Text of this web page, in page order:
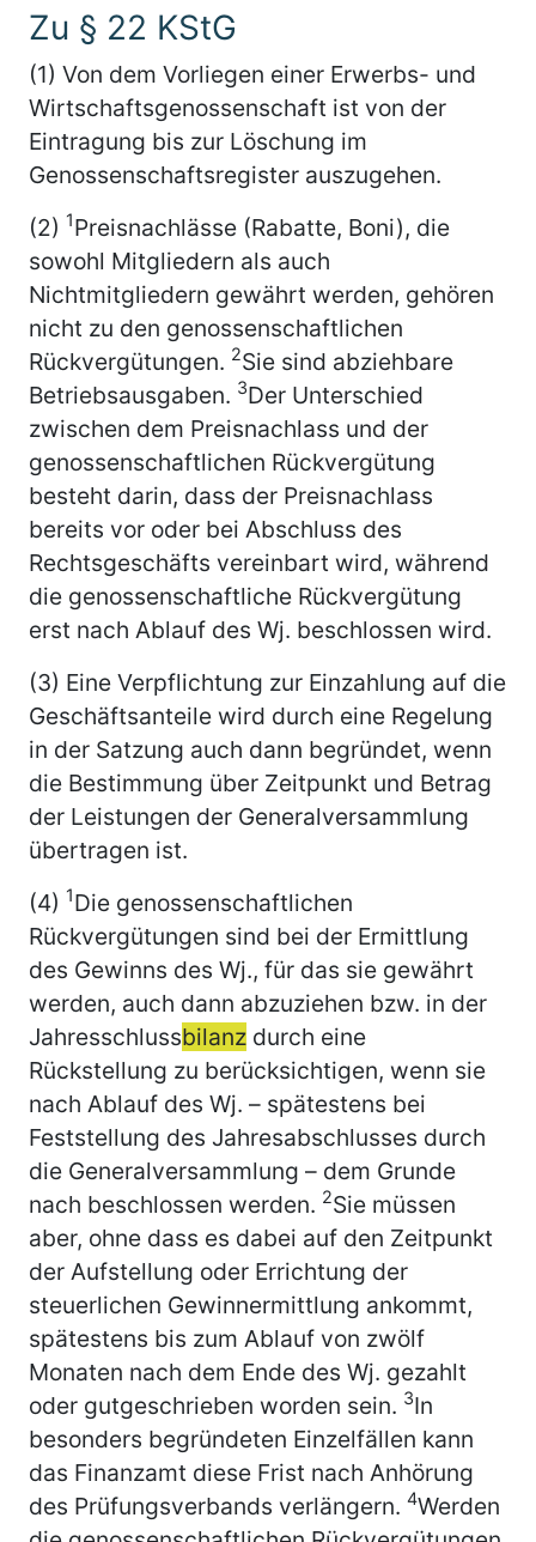
Zu § 22 KStG
(1) Von dem Vorliegen einer Erwerbs- und
Wirtschaftsgenossenschaft ist von der
Eintragung bis zur Löschung im
Genossenschaftsregister auszugehen.
(2) 1Preisnachlässe (Rabatte, Boni), die
sowohl Mitgliedern als auch
Nichtmitgliedern gewährt werden, gehören
nicht zu den genossenschaftlichen
Rückvergütungen. 2Sie sind abziehbare
Betriebsausgaben. 3Der Unterschied
zwischen dem Preisnachlass und der
genossenschaftlichen Rückvergütung
besteht darin, dass der Preisnachlass
bereits vor oder bei Abschluss des
Rechtsgeschäfts vereinbart wird, während
die genossenschaftliche Rückvergütung
erst nach Ablauf des Wj. beschlossen wird.
(3) Eine Verpflichtung zur Einzahlung auf die
Geschäftsanteile wird durch eine Regelung
in der Satzung auch dann begründet, wenn
die Bestimmung über Zeitpunkt und Betrag
der Leistungen der Generalversammlung
übertragen ist.
(4) 1Die genossenschaftlichen
Rückvergütungen sind bei der Ermittlung
des Gewinns des Wj., für das sie gewährt
werden, auch dann abzuziehen bzw. in der
Jahresschlussbilanz durch eine
Rückstellung zu berücksichtigen, wenn sie
nach Ablauf des Wj. – spätestens bei
Feststellung des Jahresabschlusses durch
die Generalversammlung – dem Grunde
nach beschlossen werden. 2Sie müssen
aber, ohne dass es dabei auf den Zeitpunkt
der Aufstellung oder Errichtung der
steuerlichen Gewinnermittlung ankommt,
spätestens bis zum Ablauf von zwölf
Monaten nach dem Ende des Wj. gezahlt
oder gutgeschrieben worden sein. 3In
besonders begründeten Einzelfällen kann
das Finanzamt diese Frist nach Anhörung
des Prüfungsverbands verlängern. 4Werden